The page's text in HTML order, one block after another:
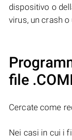
dispositivo o
virus, un crash
file
Cercate come
Nei casi in cui i